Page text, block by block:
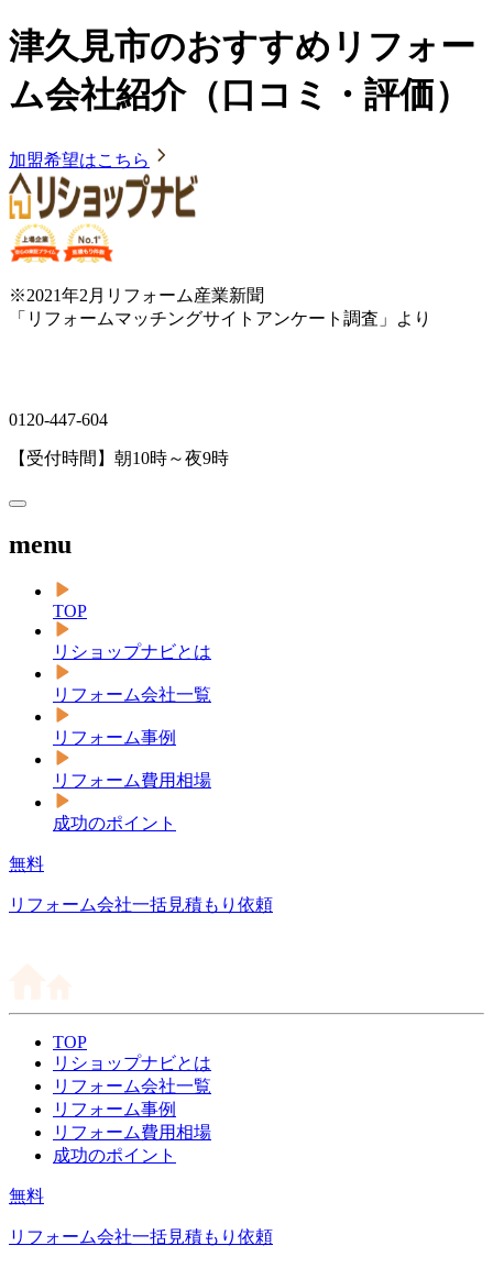
津久見市のおすすめリフォー
ム会社紹介（口コミ・評価）
加盟希望はこちら
※2021年2月リフォーム産業新聞
「リフォームマッチングサイトアンケート調査」より
0120-447-604
【受付時間】朝10時～夜9時
menu
TOP
リショップナビとは
リフォーム会社一覧
リフォーム事例
リフォーム費用相場
成功のポイント
無料
リフォーム会社一括見積もり依頼
TOP
リショップナビとは
リフォーム会社一覧
リフォーム事例
リフォーム費用相場
成功のポイント
無料
リフォーム会社一括見積もり依頼